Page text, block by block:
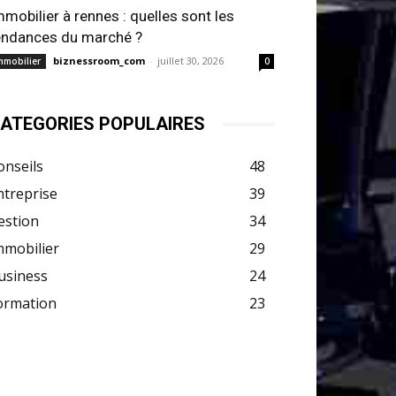
à rennes : quelles sont les
du marché ?
biznessroom_com - juillet 30, 2026 0
POPULAIRES
48
39
34
29
24
23